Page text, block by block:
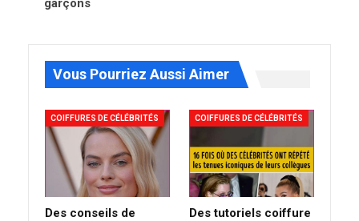
garçons
Vous Pourriez Aussi Aimer
COIFFURES DE CÉLÉBRITÉS
Des conseils de
COIFFURES DE CÉLÉBRITÉS
Des tutoriels coiffure